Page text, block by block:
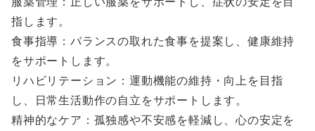
指します。
食事指導：バランスの取れた食事を提案し、健康維持
をサポートします。
リハビリテーション：運動機能の維持・向上を目指
し、日常生活動作の自立をサポートします。
精神的なケア：孤独感や不安感を軽減し、心の安定を